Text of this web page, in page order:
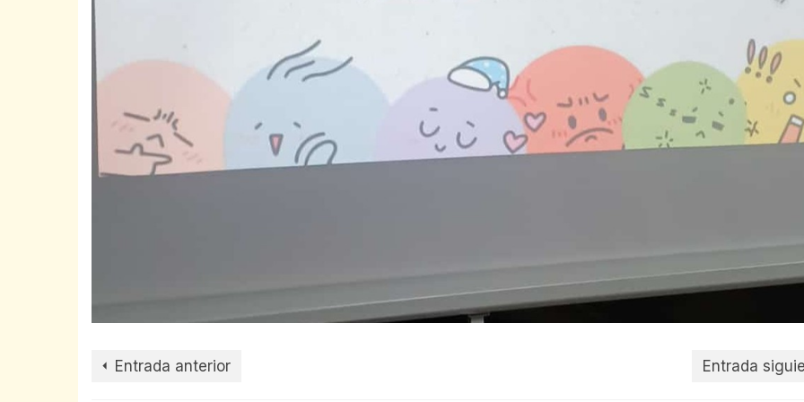
Entrada anterior Entrada